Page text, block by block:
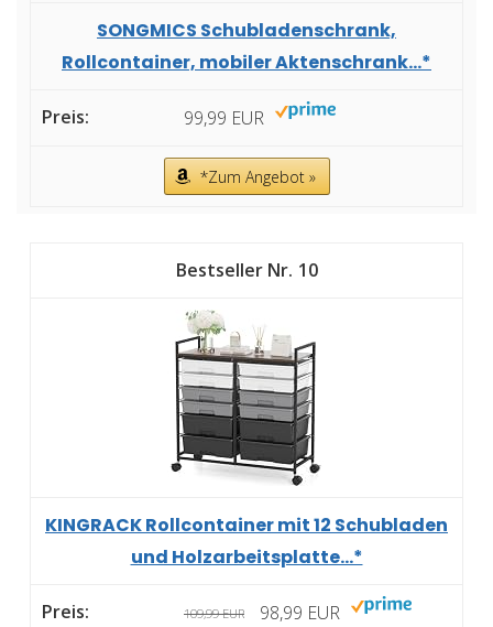
SONGMICS Schubladenschrank,
Rollcontainer, mobiler Aktenschrank...*
99,99 EUR
*Zum Angebot »
10
KINGRACK Rollcontainer mit 12 Schubladen
und Holzarbeitsplatte...*
109,99 EUR 98,99 EUR